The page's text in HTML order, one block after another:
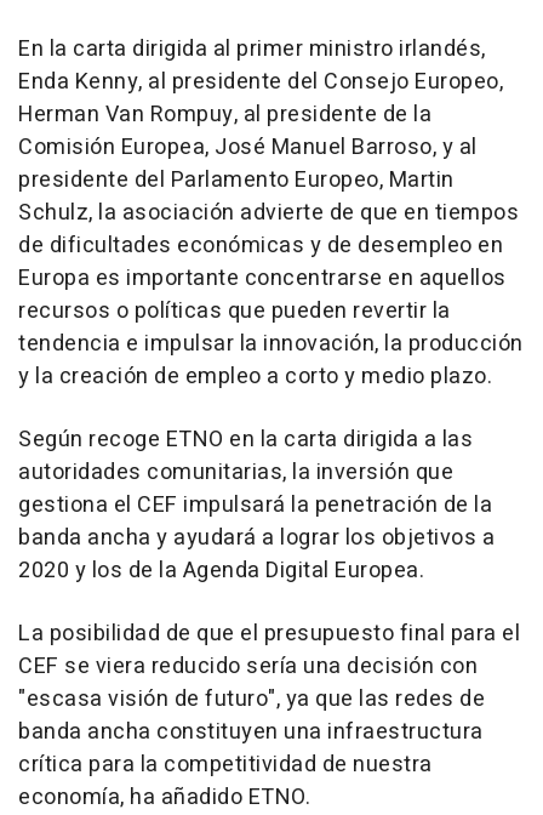
En la carta dirigida al primer ministro irlandés,
Enda Kenny, al presidente del Consejo Europeo,
Herman Van Rompuy, al presidente de la
Comisión Europea, José Manuel Barroso, y al
presidente del Parlamento Europeo, Martin
Schulz, la asociación advierte de que en tiempos
de dificultades económicas y de desempleo en
Europa es importante concentrarse en aquellos
recursos o políticas que pueden revertir la
tendencia e impulsar la innovación, la producción
y la creación de empleo a corto y medio plazo.
Según recoge ETNO en la carta dirigida a las
autoridades comunitarias, la inversión que
gestiona el CEF impulsará la penetración de la
banda ancha y ayudará a lograr los objetivos a
2020 y los de la Agenda Digital Europea.
La posibilidad de que el presupuesto final para el
CEF se viera reducido sería una decisión con
"escasa visión de futuro", ya que las redes de
banda ancha constituyen una infraestructura
crítica para la competitividad de nuestra
economía, ha añadido ETNO.